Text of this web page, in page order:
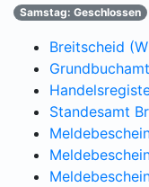
Samstag: Geschlossen
Breitscheid
Standesamt